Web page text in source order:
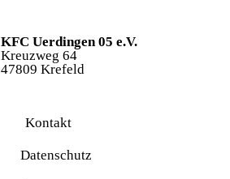
KFC Uerdingen 05 e.V.
Kreuzweg 64
47809 Krefeld
Kontakt
Datenschutz